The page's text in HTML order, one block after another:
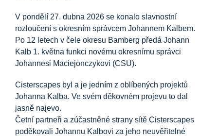
Snadný jazyk
Čeština
V pondělí 27. dubna 2026 se konalo slavnostní
rozloučení s okresním správcem Johannem Kalbem.
Po 12 letech v čele okresu Bamberg předá Johann
Kalb 1. května funkci novému okresnímu správci
Johannesi Maciejonczykovi (CSU).
Cisterscapes byl a je jedním z oblíbených projektů
Johanna Kalba. Ve svém děkovném projevu to dal
jasně najevo.
Četní partneři a zúčastněné strany sítě Cisterscapes
poděkovali Johannu Kalbovi za jeho neuvěřitelné